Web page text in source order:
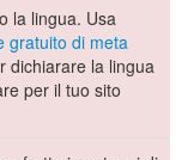
la lingua. Usa
gratuito di meta
dichiarare la lingua
per il tuo sito